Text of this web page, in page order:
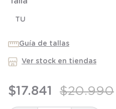
TU
Guía de tallas
Ver stock en tiendas
$17.841 $20.990
9.